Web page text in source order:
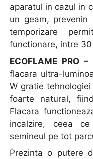
aparatul in cazul in
un geam, prevenin
temporizare
functionare, intre
ECOFLAME PRO
flacara ultra-
W gratie
foarte natural,
Flacara
incalzire, ceea
semineul pe tot
Prezinta o putere